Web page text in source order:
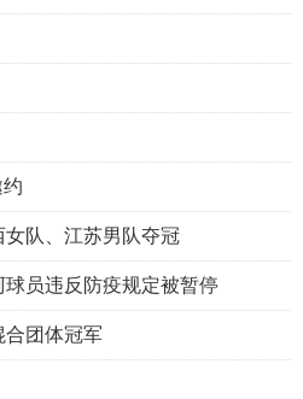
队、江苏男队夺冠
员违反防疫规定被暂停
合团体冠军